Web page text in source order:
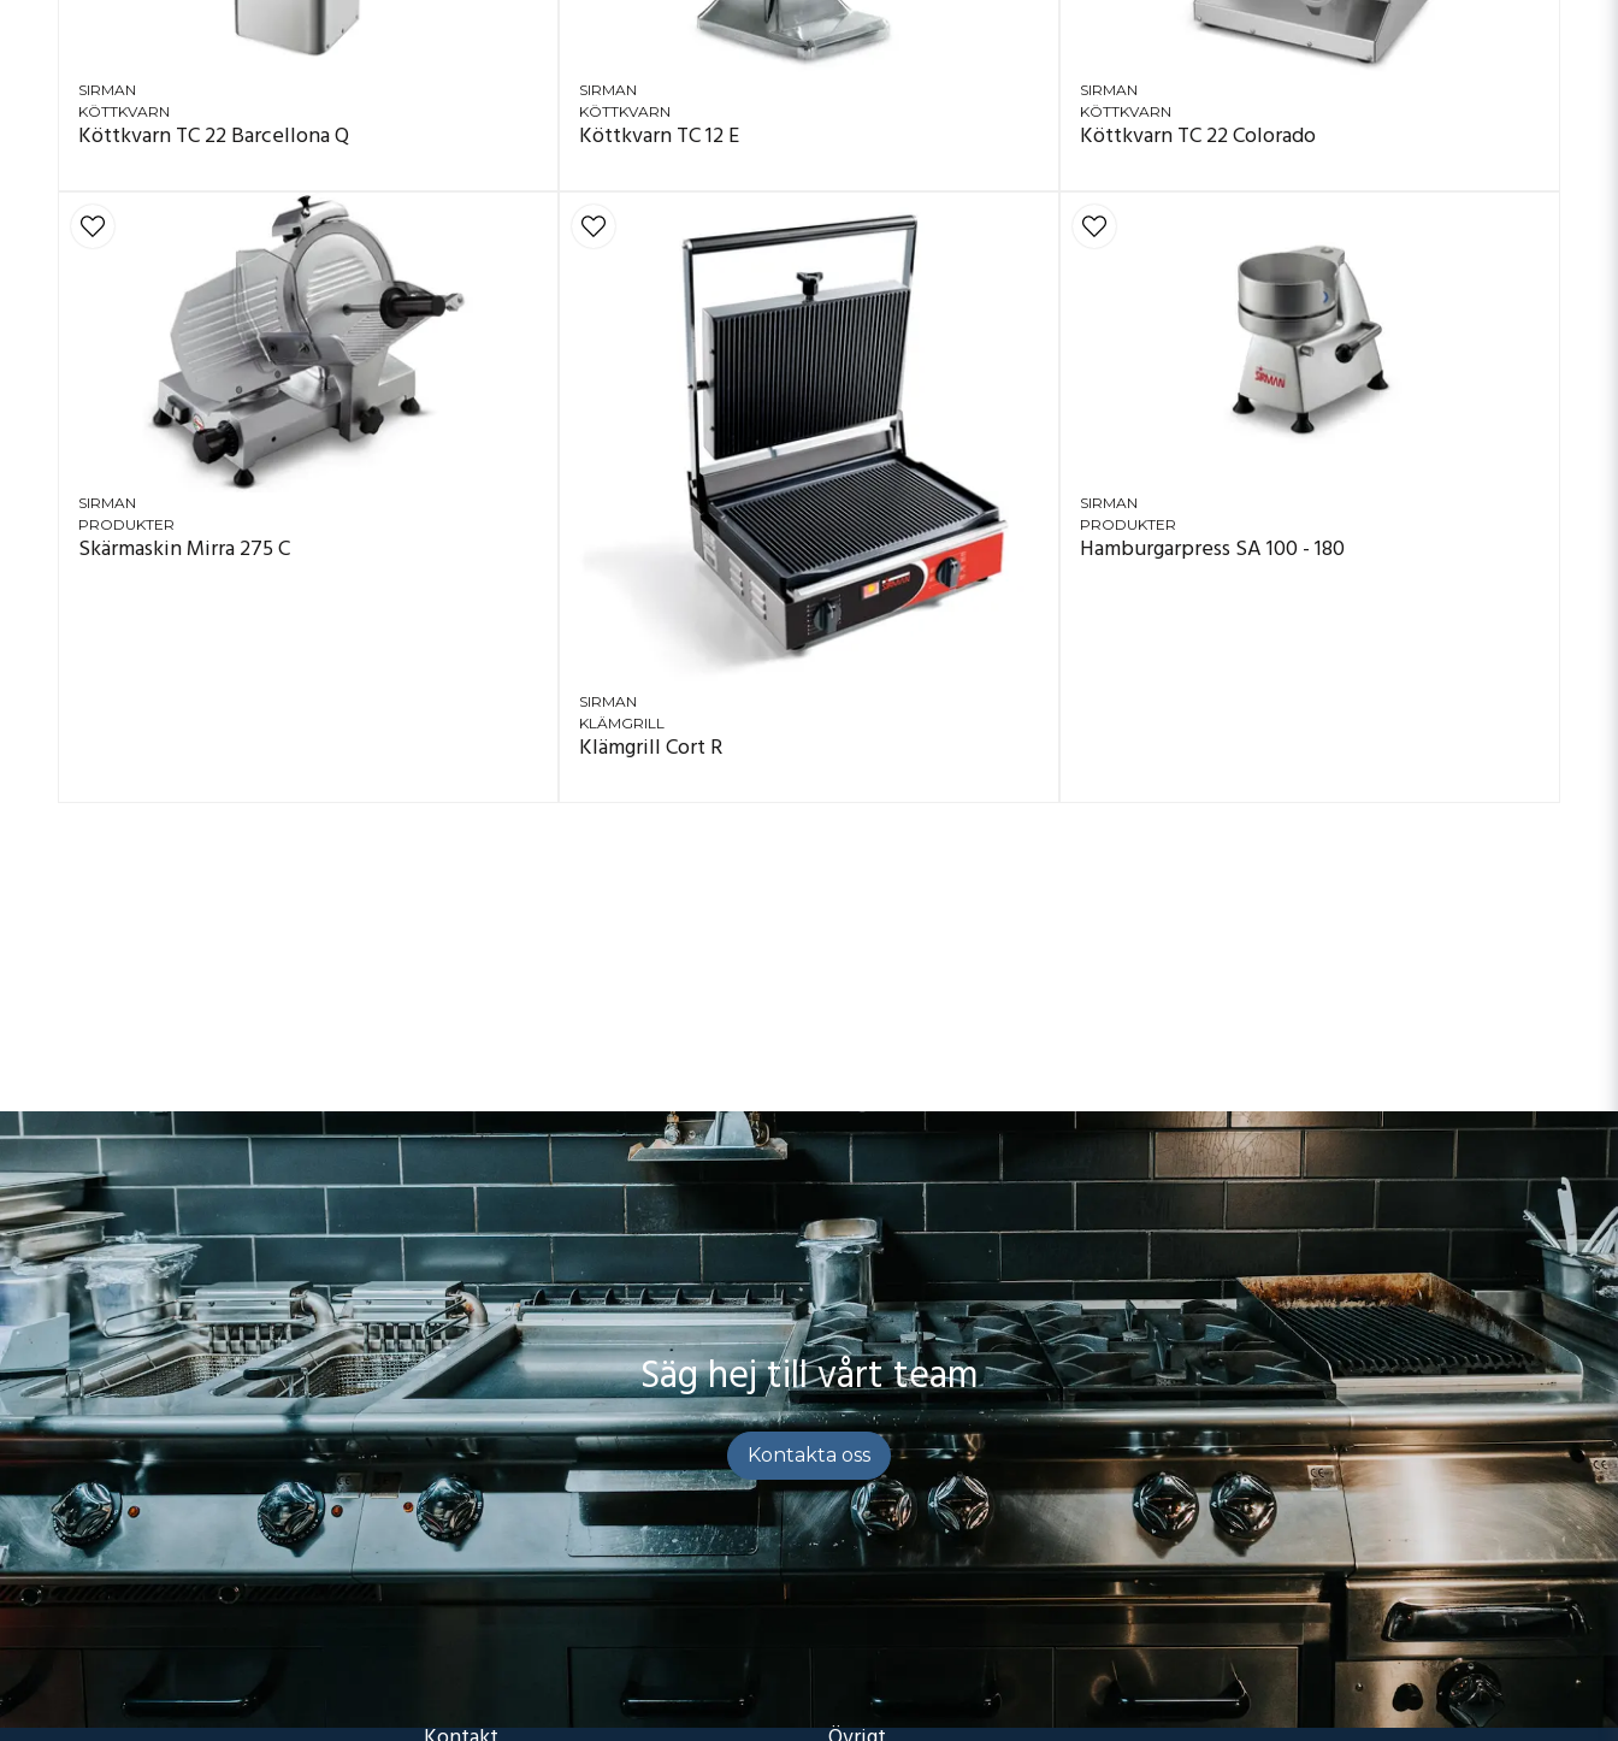
SIRMAN
KÖTTKVARN
Köttkvarn TC 22 Barcellona Q
SIRMAN
KÖTTKVARN
Köttkvarn TC 12 E
SIRMAN
KÖTTKVARN
Köttkvarn TC 22 Colorado
SIRMAN
PRODUKTER
Skärmaskin Mirra 275 C
SIRMAN
KLÄMGRILL
Klämgrill Cort R
SIRMAN
PRODUKTER
Hamburgarpress SA 100 - 180
Säg hej till vårt team
Kontakta oss